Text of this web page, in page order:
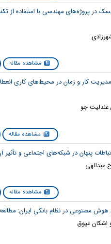
در پروژه‌های مهندسی با استفاده از
مشاهده مقاله
کار و زمان در محیط‌های کاری
عندلیت جو
مشاهده مقاله
مشاهده مقاله
اشکان عیوق